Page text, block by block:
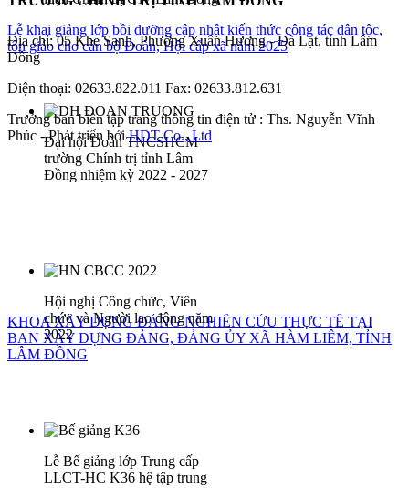
Lễ khai giảng lớp bồi dưỡng cập nhật kiến thức công tác dân tộc,
tôn giáo cho cán bộ Đoàn, Hội cấp xã năm 2025
KHOA XÂY DỰNG ĐẢNG NGHIÊN CỨU THỰC TẾ TẠI
BAN XÂY DỰNG ĐẢNG, ĐẢNG ỦY XÃ HÀM LIÊM, TỈNH
LÂM ĐỒNG
Đại hội Đoàn TNCSHCM
trường Chính trị tỉnh Lâm
Đồng nhiệm kỳ 2022 - 2027
Hội nghị Công chức, Viên
chức và Người lao động năm
2022
Lễ Bế giảng lớp Trung cấp
LLCT-HC K36 hệ tập trung
Địa chỉ: 05 Khe Sanh, Phường Xuân Hương - Đà Lạt, tỉnh Lâm
Đồng
Điện thoại: 02633.822.011 Fax: 02633.812.631
Trưởng ban biên tập trang thông tin điện tử : Ths. Nguyễn Vĩnh
Phúc - Phát triển bởiHDT Co., Ltd